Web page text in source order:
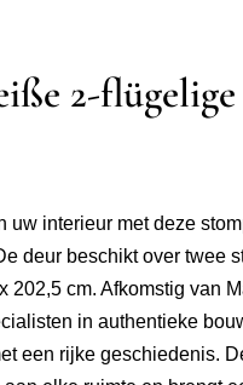
2-flügelige
uw interieur met deze
deur beschikt over twee
202,5 cm. Afkomstig van
in authentieke
een rijke geschiedenis.